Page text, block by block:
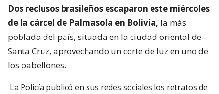
Dos reclusos brasileños escaparon este miércoles
de la cárcel de Palmasola en Bolivia, la más
poblada del país, situada en la ciudad oriental de
Santa Cruz, aprovechando un corte de luz en uno de
los pabellones.
La Policía publicó en sus redes sociales los retratos de